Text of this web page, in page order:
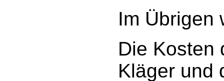
Im Übrigen
Die Kosten
Kläger und